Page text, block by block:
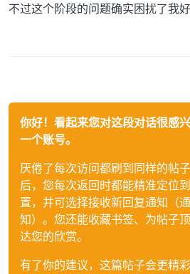
不过这个阶段的问题确实困扰了我
你好！看起来您对这段对话很感
一个账号。
厌倦了每次访问都刷到同样的帖
后，您每次返回时都能精准定位
置，并可选择接收新回复通知（
知）。您还能收藏书签、为帖子
达您的欣赏。
有了你的建议，这篇帖子会更精